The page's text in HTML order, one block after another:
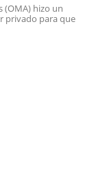
(OMA) hizo un
privado para que